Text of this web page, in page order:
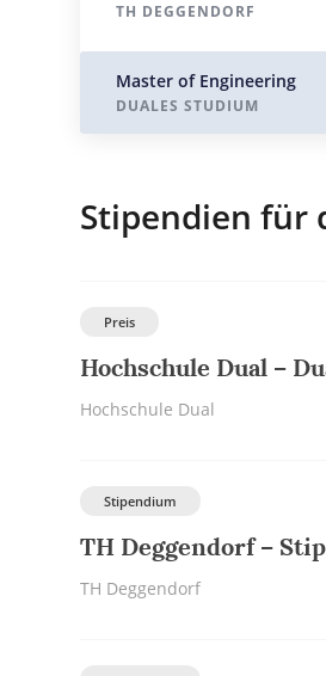
TH DEGGENDORF
Master of Engineering
DUALES STUDIUM
Stipendien für
Preis
Hochschule Dual –
Hochschule Dual
Stipendium
TH Deggendorf –
TH Deggendorf